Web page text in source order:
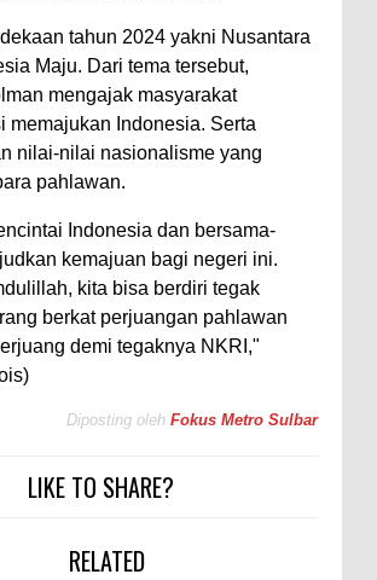
tahun 2024 yakni Nusantara
Maju. Dari tema tersebut,
mengajak masyarakat
memajukan Indonesia. Serta
nilai-nilai nasionalisme yang
pahlawan.
Indonesia dan bersama-
kemajuan bagi negeri ini.
kita bisa berdiri tegak
berkat perjuangan pahlawan
demi tegaknya NKRI,"
Diposting oleh Fokus Metro Sulbar
LIKE TO SHARE?
RELATED